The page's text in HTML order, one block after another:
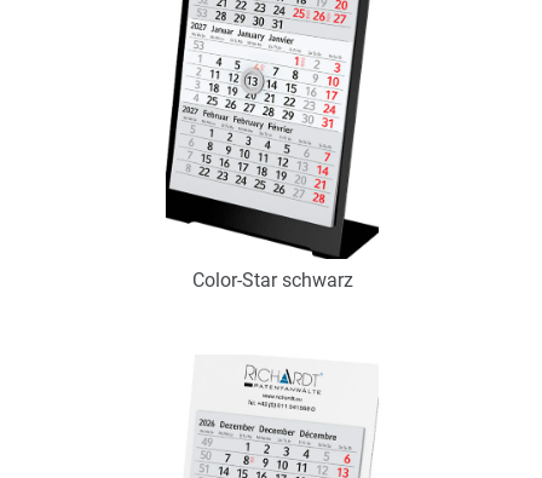
Color-Star schwarz
Verfügbar
Zum Merkzettel hinzufügen